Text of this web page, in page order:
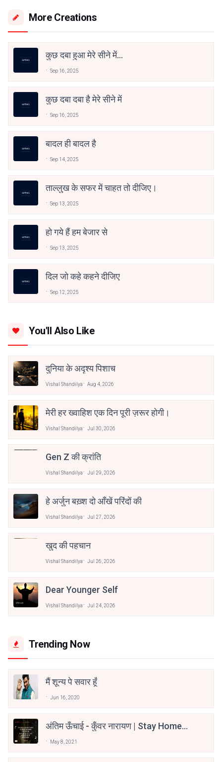
More Creations
कुछ दबा हुआ मेरे सीने में...
Sep 16, 2025
कुछ दबा दबा है मेरे सीने में
Sep 16, 2025
बादल ही बादल है
Sep 14, 2025
ताल्लुख के सफर में चाहत तो दीजिए।
Sep 13, 2025
हो गये हैं हम बेजार से
Sep 13, 2025
दिल जो कहे कहने दीजिए
Sep 12, 2025
You'll Also Like
दुनिया के अदृश्य पिशाच
Vishal Shandilya Aug 4, 2026
मेरी हर ख्वाहिश एक दिन पूरी ज़रूर होगी।
Vishal Shandilya Jul 30, 2026
Gen Z की क्रांति
Vishal Shandilya Jul 29, 2026
हे अर्जुन बख़्श दो आँखें परिंदों की
Vishal Shandilya Jul 27, 2026
खुद की पहचान
Vishal Shandilya Jul 26, 2026
Dear Younger Self
Vishal Shandilya Jul 24, 2026
Trending Now
मैं शून्य पे सवार हूँ
Jun 16, 2020
अंतिम ऊँचाई - कुँवर नारायण | Stay Home
May 8, 2021